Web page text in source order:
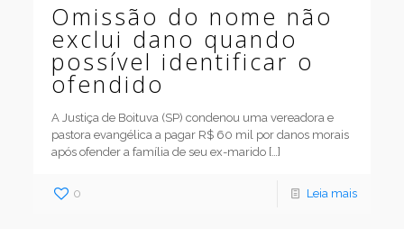
Omissão do nome não
exclui dano quando
possível identificar o
ofendido
A Justiça de Boituva (SP) condenou uma vereadora e
pastora evangélica a pagar R$ 60 mil por danos morais
após ofender a família de seu ex-marido […]
0 Leia mais